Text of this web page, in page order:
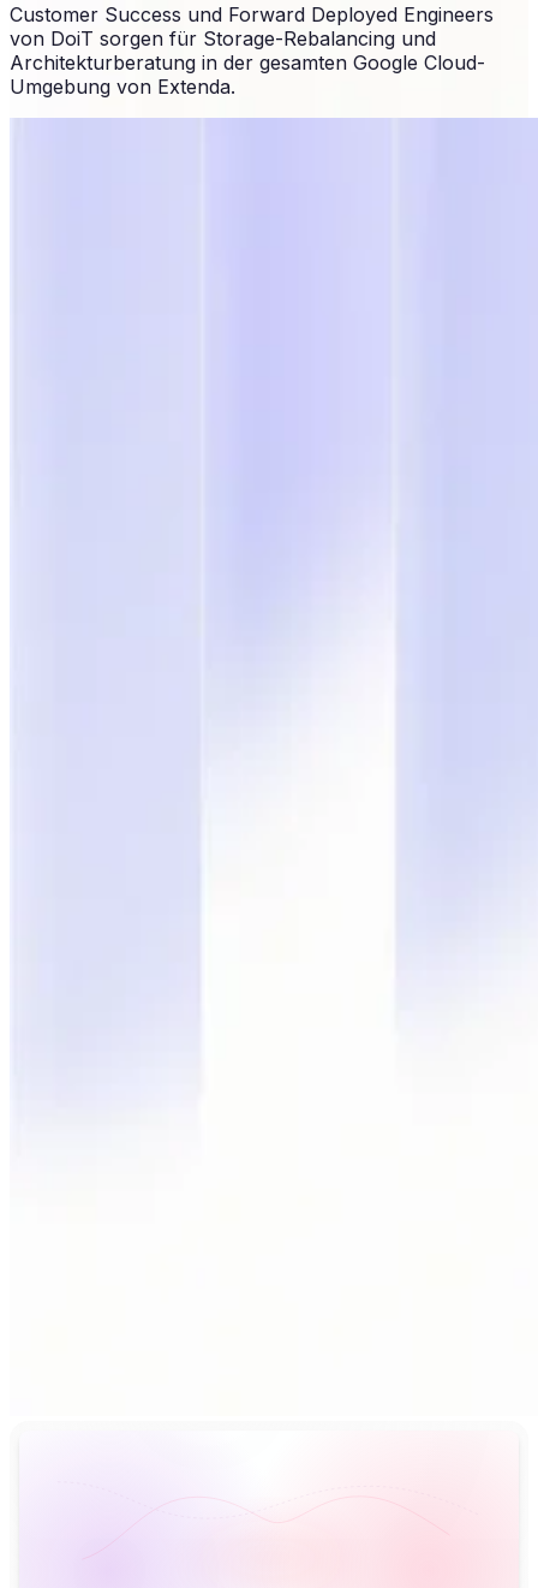
Customer Success und Forward Deployed Engineers
von DoiT sorgen für Storage-Rebalancing und
Architekturberatung in der gesamten Google Cloud-
Umgebung von Extenda.